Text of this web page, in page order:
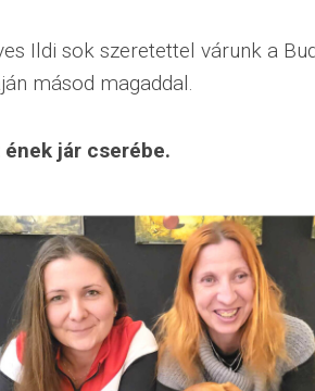
Ildi sok szeretettel várunk a
másod magaddal.
jár cserébe.